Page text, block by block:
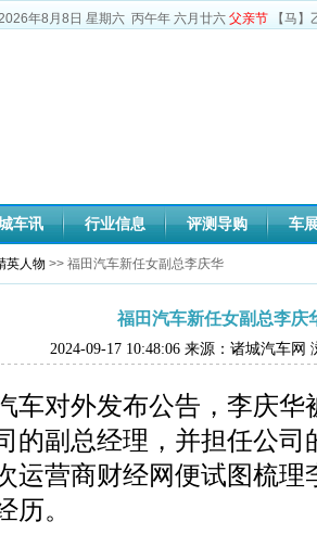
年8月8日 星期六 丙午年 六月廿六 父亲节 【马
车讯 行业信息 评测导购 车
英人物 >> 福田汽车新任女副总李庆华
福田汽车新任女副总李庆
2024-09-17 10:48:06 来源：诸城汽车网
车对外发布公告，李庆华
的副总经理，并担任公
运营商财经网便试图梳理
历。